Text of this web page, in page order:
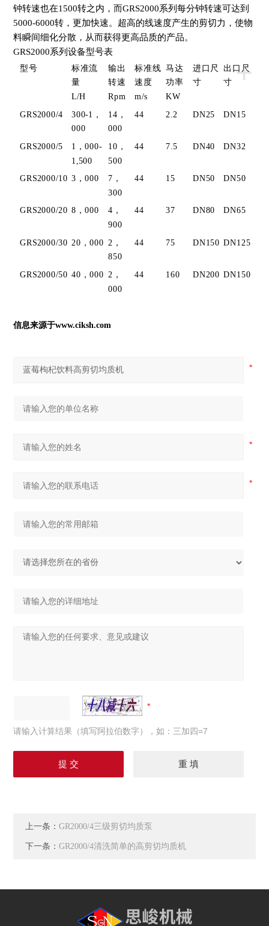
钟转速也在1500转之内，而GRS2000系列每分钟转速可达到
5000-6000转，更加快速。超高的线速度产生的剪切力，使物
料瞬间细化分散，从而获得更高品质的产品。
GRS2000系列设备型号表
+
型号
标准流
量
L/H
输出
转速
Rpm
标准线
速度
m/s
马达
功率
KW
进口尺
寸
出口尺
寸
GRS2000/4
300-1，
000
14，
000
44 2.2 DN25 DN15
GRS2000/5
1，000-
1,500
10，
500
44 7.5 DN40 DN32
GRS2000/10 3，000
7，
300
44 15 DN50 DN50
GRS2000/20 8，000
4，
900
44 37 DN80 DN65
GRS2000/30 20，000 2，
850
44 75 DN150 DN125
GRS2000/50 40，000 2，
000
44 160 DN200 DN150
信息来源于www.ciksh.com
请输入计算结果（填写阿拉伯数字），如：三加四=7
上一条：GR2000/4三级剪切均质泵
下一条：GR2000/4清洗简单的高剪切均质机